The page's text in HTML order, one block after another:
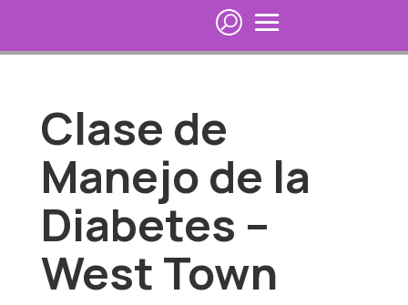
Clase de
Manejo de la
Diabetes –
West Town